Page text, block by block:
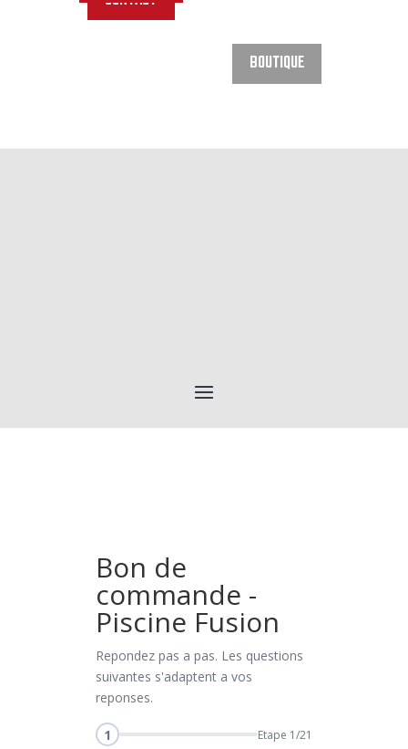
BOUTIQUE
Bon de
commande -
Piscine Fusion
Repondez pas a pas. Les questions
suivantes s'adaptent a vos
reponses.
1 Etape 1/21